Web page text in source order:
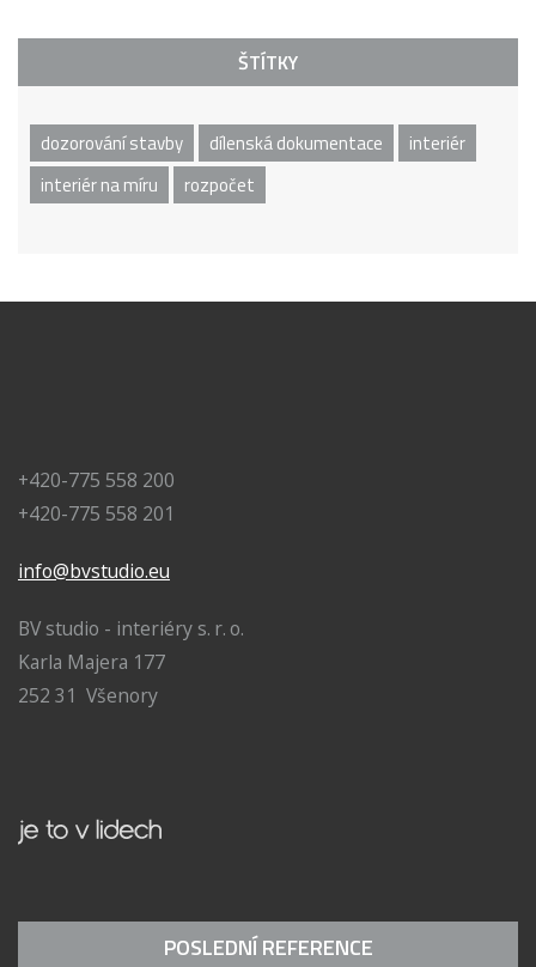
ŠTÍTKY
dozorování stavby dílenská dokumentace
interiér
interiér na míru
rozpočet
+420-775 558 200
+420-775 558 201
info@bvstudio.eu
BV studio - interiéry s. r. o.
Karla Majera 177
252 31 Všenory
POSLEDNÍ REFERENCE